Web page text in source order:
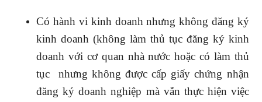
Có hành vi kinh doanh nhưng không đăng ký
kinh doanh (không làm thủ tục đăng ký kinh
doanh với cơ quan nhà nước hoặc có làm thủ
tục nhưng không được cấp giấy chứng nhận
đăng ký doanh nghiệp mà vẫn thực hiện việc